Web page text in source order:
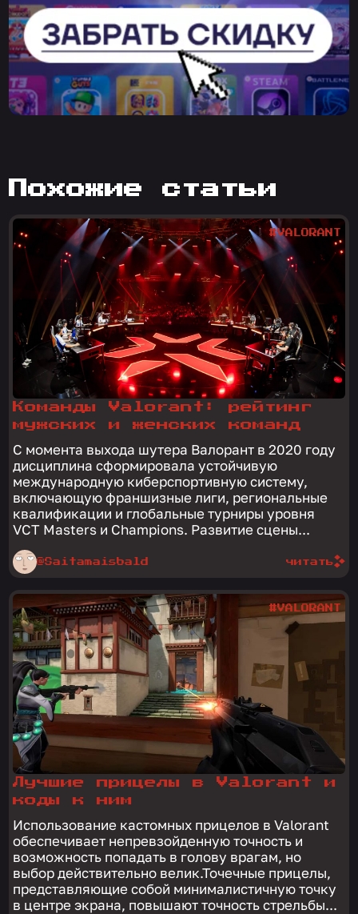
похожие статьи
Команды Valorant: рейтинг
мужских и женских команд
С момента выхода шутера Валорант в 2020 году
дисциплина сформировала устойчивую
международную киберспортивную систему,
включающую франшизные лиги, региональные
квалификации и глобальные турниры уровня
VCT Masters и Champions. Развитие сцены...
@Saitamaisbald
#VALORANT
читать
Лучшие прицелы в Valorant и
коды к ним
Использование кастомных прицелов в Valorant
обеспечивает непревзойденную точность и
возможность попадать в голову врагам, но
выбор действительно велик.Точечные прицелы,
представляющие собой минималистичную точку
в центре экрана, повышают точность стрельбы...
#VALORANT